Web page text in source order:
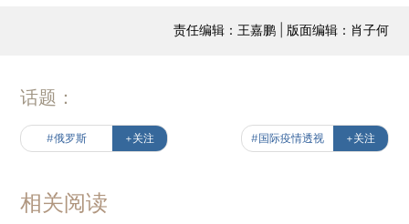
责任编辑：王嘉鹏 | 版面编辑：肖子何
话题：
#俄罗斯 +关注 #国际疫情透视 +关注
相关阅读